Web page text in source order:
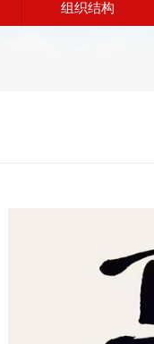
组织结构